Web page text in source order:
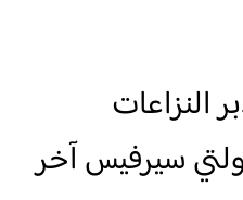
1 مدبر النزاعات
سيرفيس آخر